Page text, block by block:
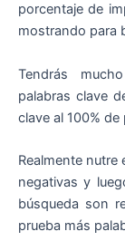
porcentaje de
mostrando para
Tendrás
palabras clave
clave al 100%
Realmente
negativas y
búsqueda son
prueba más